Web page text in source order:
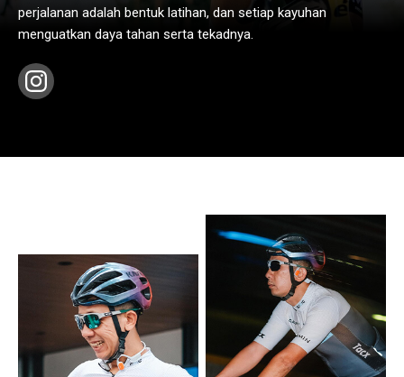
perjalanan adalah bentuk latihan, dan setiap kayuhan
menguatkan daya tahan serta tekadnya.